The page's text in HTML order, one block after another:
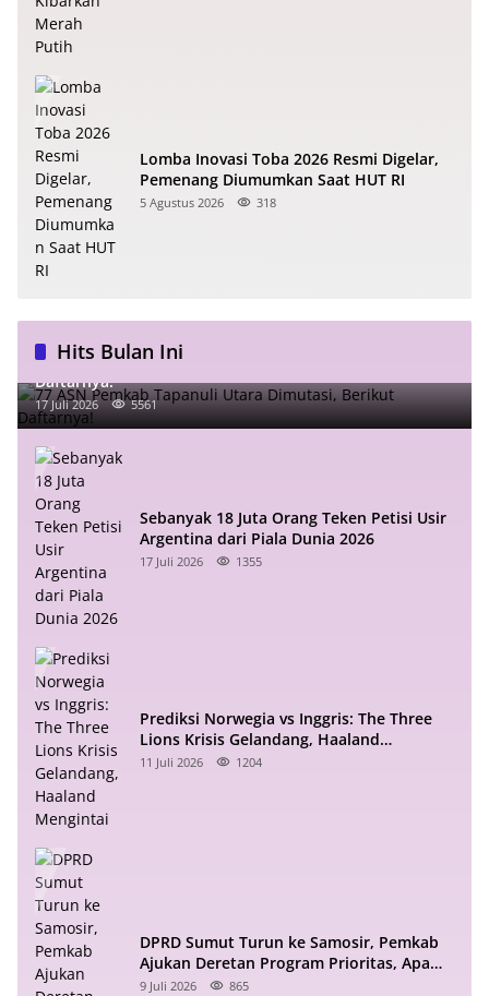
Lomba Inovasi Toba 2026 Resmi Digelar,
Pemenang Diumumkan Saat HUT RI
5 Agustus 2026 318
Hits Bulan Ini
77 ASN Pemkab Tapanuli Utara Dimutasi, Berikut
Daftarnya!
17 Juli 2026 5561
Sebanyak 18 Juta Orang Teken Petisi Usir
Argentina dari Piala Dunia 2026
17 Juli 2026 1355
Prediksi Norwegia vs Inggris: The Three
Lions Krisis Gelandang, Haaland
Mengintai
11 Juli 2026 1204
DPRD Sumut Turun ke Samosir, Pemkab
Ajukan Deretan Program Prioritas, Apa
Saja?
9 Juli 2026 865